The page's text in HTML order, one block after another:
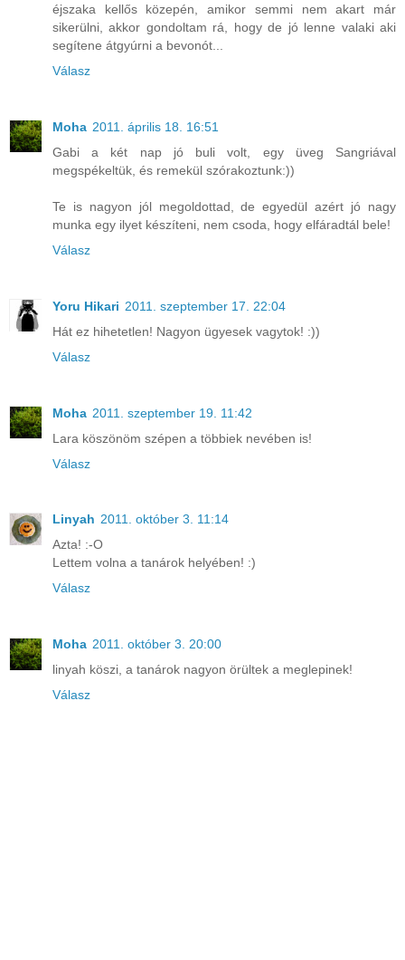
éjszaka kellős közepén, amikor semmi nem akart már
sikerülni, akkor gondoltam rá, hogy de jó lenne valaki aki
segítene átgyúrni a bevonót...
Válasz
Moha 2011. április 18. 16:51
Gabi a két nap jó buli volt, egy üveg Sangriával
megspékeltük, és remekül szórakoztunk:))
Te is nagyon jól megoldottad, de egyedül azért jó nagy
munka egy ilyet készíteni, nem csoda, hogy elfáradtál bele!
Válasz
Yoru Hikari 2011. szeptember 17. 22:04
Hát ez hihetetlen! Nagyon ügyesek vagytok! :))
Válasz
Moha 2011. szeptember 19. 11:42
Lara köszönöm szépen a többiek nevében is!
Válasz
Linyah 2011. október 3. 11:14
Azta! :-O
Lettem volna a tanárok helyében! :)
Válasz
Moha 2011. október 3. 20:00
linyah köszi, a tanárok nagyon örültek a meglepinek!
Válasz